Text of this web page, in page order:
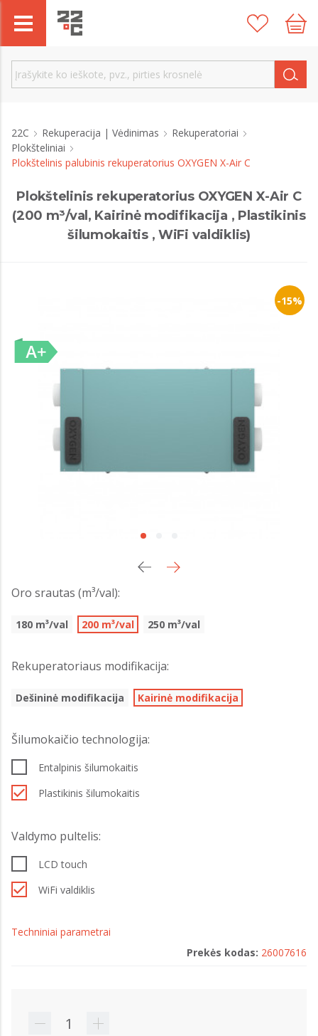
22C Rekuperacija | Vėdinimas
Rekuperatoriai
Plokšteliniai
Plokštelinis palubinis rekuperatorius OXYGEN X-Air C
Plokštelinis rekuperatorius OXYGEN X-Air C
(200 m³/val, Kairinė modifikacija , Plastikinis
šilumokaitis , WiFi valdiklis)
-15%
Oro srautas (m³/val):
180 m³/val 200 m³/val 250 m³/val
Rekuperatoriaus modifikacija:
Dešininė modifikacija Kairinė modifikacija
Šilumokaičio technologija:
Entalpinis šilumokaitis
Plastikinis šilumokaitis
Valdymo pultelis:
LCD touch
WiFi valdiklis
Techniniai parametrai
Prekės kodas: 26007616